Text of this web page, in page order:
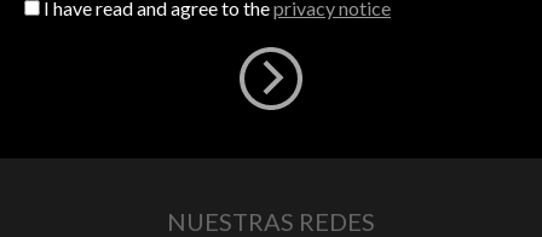
I have read and agree to theprivacy notice
NUESTRAS REDES